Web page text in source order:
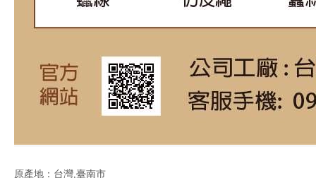
原產地：台灣,臺南市